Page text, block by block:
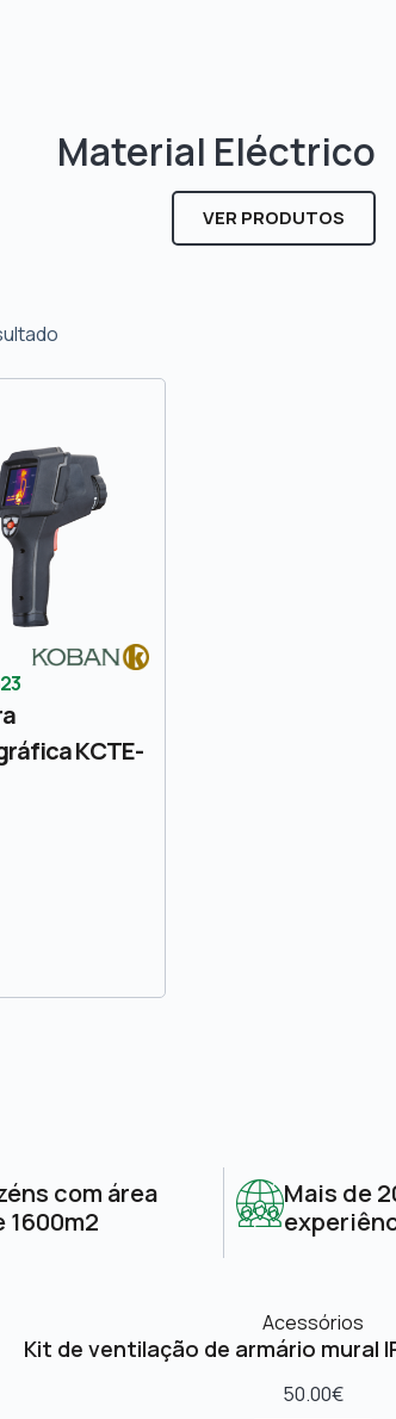
Material Eléctrico
VER PRODUTOS
KCTE-
com área
Mais de
Acessórios
Kit de ventilação de armário mural
50.00€